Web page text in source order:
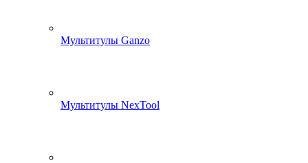
Мультитулы Ganzo
Мультитулы NexTool